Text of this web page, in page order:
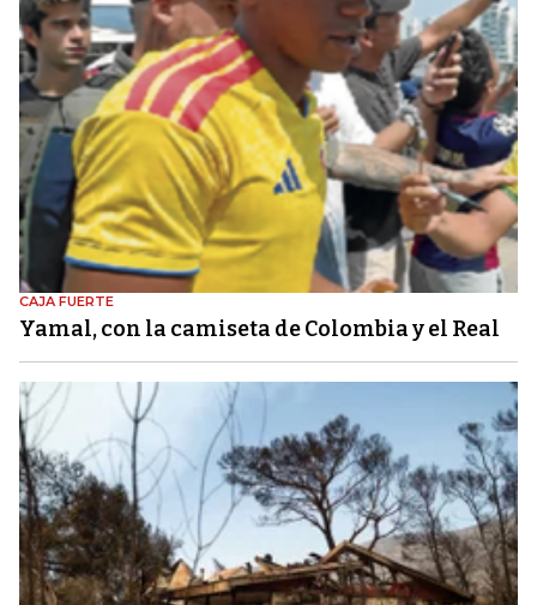
CAJA FUERTE
Yamal, con la camiseta de Colombia y el Real